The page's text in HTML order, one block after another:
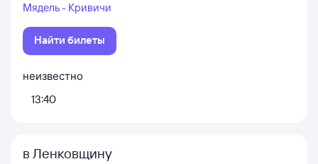
Мядель - Кривичи
Найти билеты
неизвестно
13:40
в Ленковщину